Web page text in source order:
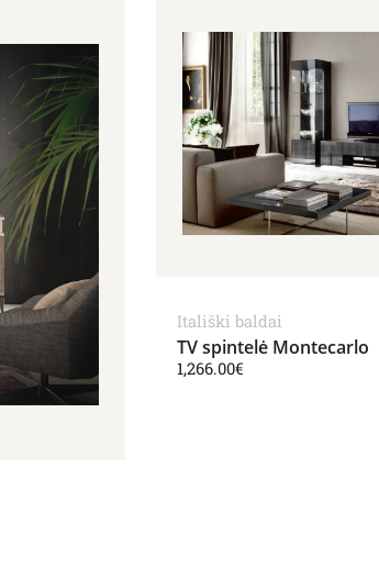
Itališki baldai
TV spintelė Montecarlo
1,266.00€